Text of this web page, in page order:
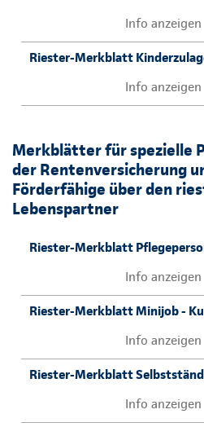
Info anzeigen
Riester-Merkblatt
Info anzeigen
Merkblätter für spezielle
der Rentenversicherung
Förderfähige über den
Lebenspartner
Riester-Merkblatt
Info anzeigen
Riester-Merkblatt Minijob -
Info anzeigen
Riester-Merkblatt
Info anzeigen